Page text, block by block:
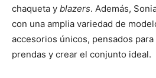
chaqueta y blazers. Además,
con una amplia variedad de
accesorios únicos, pensados
prendas y crear el conjunto ideal.